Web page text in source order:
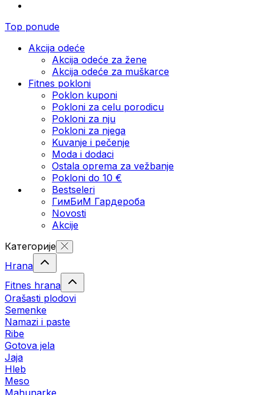
Top ponude
Akcija odeće
Akcija odeće za žene
Akcija odeće za muškarce
Fitnes pokloni
Poklon kuponi
Pokloni za celu porodicu
Pokloni za nju
Pokloni za njega
Kuvanje i pečenje
Moda i dodaci
Ostala oprema za vežbanje
Pokloni do 10 €
Bestseleri
ГимБиМ Гардeробa
Novosti
Akcije
Категорије
Hrana
Fitnes hrana
Orašasti plodovi
Semenke
Namazi i paste
Ribe
Gotova jela
Јаја
Hleb
Meso